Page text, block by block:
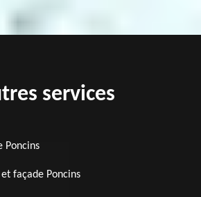
services
Poncins
façade Poncins